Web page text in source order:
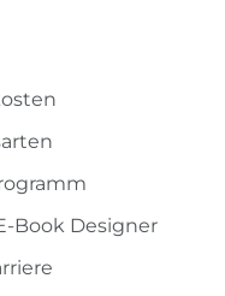
Book Designer